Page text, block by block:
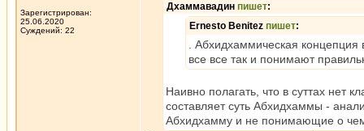
Зарегистрирован:
25.06.2020
Суждений: 22
Дхаммавадин пишет:
Ernesto Benitez пишет:
. Абхидхаммическая
все все так и понимают
Наивно полагать, что в суттах нет
составляет суть Абхидхаммы -
Абхидхамму и не понимающие о